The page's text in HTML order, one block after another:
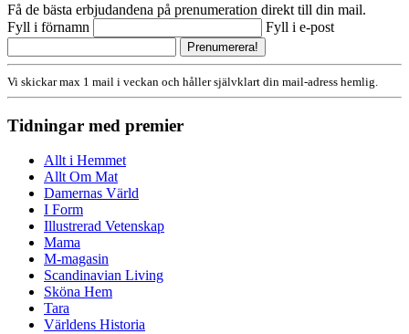
Få de bästa erbjudandena på prenumeration direkt till din mail.
Fyll i förnamn
Fyll i e-post
Vi skickar max 1 mail i veckan och håller självklart din mail-adress hemlig.
Tidningar med premier
Allt i Hemmet
Allt Om Mat
Damernas Värld
I Form
Illustrerad Vetenskap
Mama
M-magasin
Scandinavian Living
Sköna Hem
Tara
Världens Historia